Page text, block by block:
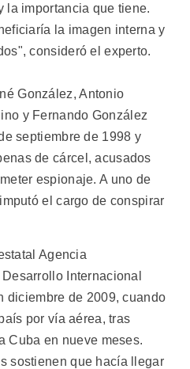
la importancia que tiene.
la imagen interna y
consideró el experto.
González, Antonio
y Fernando González
septiembre de 1998 y
de cárcel, acusados
espionaje. A uno de
el cargo de conspirar
Agencia
Internacional
diciembre de 2009, cuando
por vía aérea, tras
Cuba en nueve meses.
sostienen que hacía llegar